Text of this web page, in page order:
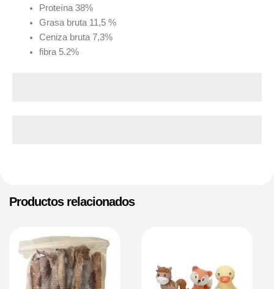
Proteína 38%
Grasa bruta 11,5 %
Ceniza bruta 7,3%
fibra 5.2%
Productos relacionados